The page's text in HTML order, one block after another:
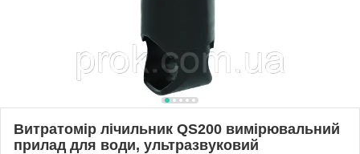
Витратомір лічильник QS200 вимірювальний
прилад для води, ультразвуковий